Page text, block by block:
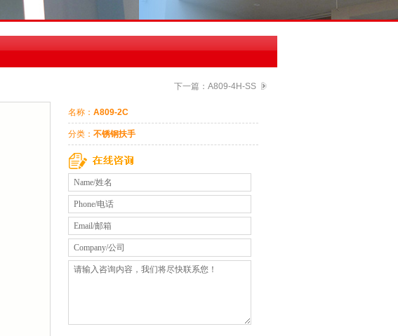
下一篇： A809-4H-SS
名称： A809-2C
分类： 不锈钢扶手